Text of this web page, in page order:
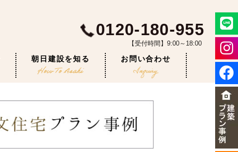
0120-180-955
【受付時間】9:00～18:00
朝日建設を知る お問い合わせ